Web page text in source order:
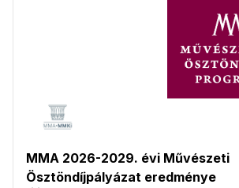
MMA 2026-2029. évi Művészeti
Ösztöndíjpályázat eredménye